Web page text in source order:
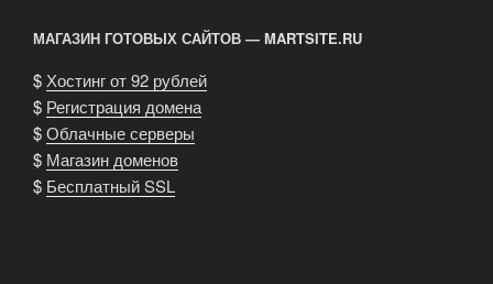
МАГАЗИН ГОТОВЫХ САЙТОВ — MARTSITE.RU
$Хостинг от 92 рублей
$ Регистрация домена
$Облачные серверы
$ Магазин доменов
$ Бесплатный SSL